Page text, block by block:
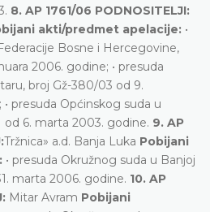
8. AP 1761/06 PODNOSITELJI:
akti/predmet apelacije: •
Bosne i Hercegovine,
2006. godine; • presuda
broj Gž-380/03 od 9.
presuda Općinskog suda u
6. marta 2003. godine. 9. AP
Tržnica» a.d. Banja Luka Pobijani
• presuda Okružnog suda u Banjoj
marta 2006. godine. 10. AP
Mitar Avram Pobijani